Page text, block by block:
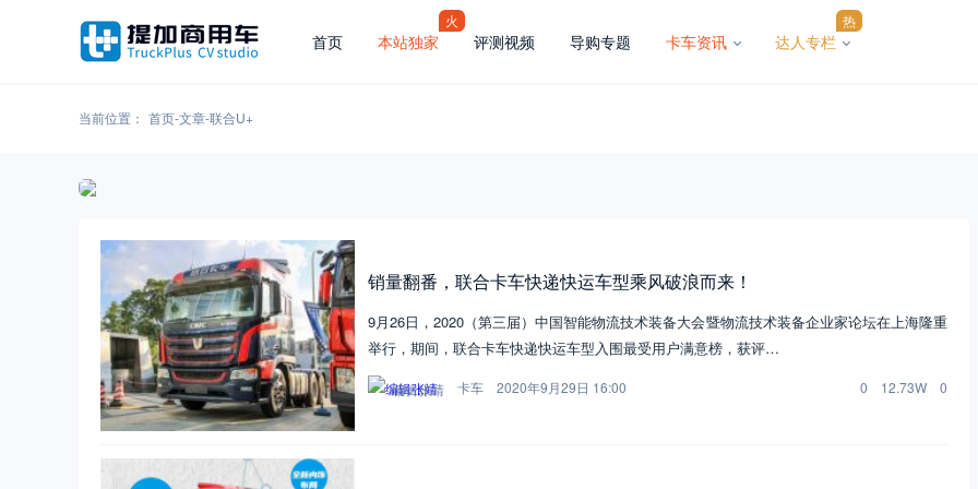
首页 本站独家
火
评测视频 导购专题 卡车资讯 达人专栏
热
当前位置： 首页-文章-联合U+
销量翻番，联合卡车快递快运车型乘风破浪而来！
9月26日，2020（第三届）中国智能物流技术装备大会暨物流技术装备企业家论坛在上海隆重
举行，期间，联合卡车快递快运车型入围最受用户满意榜，获评…
编辑张靖 卡车 2020年9月29日 16:00 0 12.73W 0